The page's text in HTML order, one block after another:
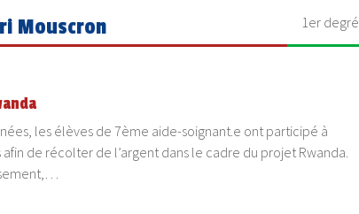
Mouscron 1er degré
les élèves de 7ème aide-soignant.e ont participé à
afin de récolter de l’argent dans le cadre du projet Rwanda.